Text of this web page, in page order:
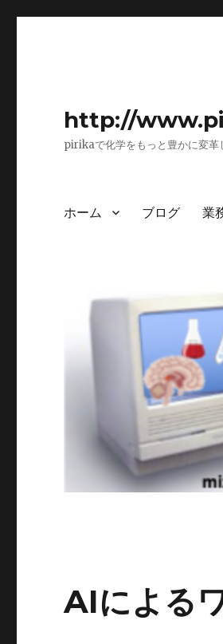
http://
pirikaで化学をもっと豊かに変革
ホーム ブログ 業
AIによる